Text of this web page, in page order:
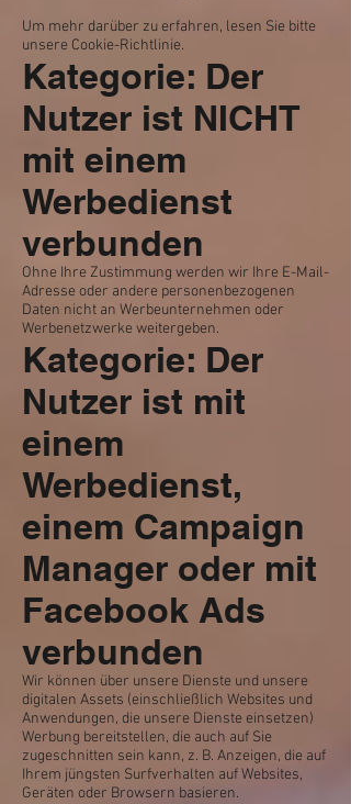
Um mehr darüber zu erfahren, lesen Sie bitte
unsere Cookie-Richtlinie.
Kategorie: Der
Nutzer ist NICHT
mit einem
Werbedienst
verbunden
Ohne Ihre Zustimmung werden wir Ihre E-Mail-
Adresse oder andere personenbezogenen
Daten nicht an Werbeunternehmen oder
Werbenetzwerke weitergeben.
Kategorie: Der
Nutzer ist mit
einem
Werbedienst,
einem Campaign
Manager oder mit
Facebook Ads
verbunden
Wir können über unsere Dienste und unsere
digitalen Assets (einschließlich Websites und
Anwendungen, die unsere Dienste einsetzen)
Werbung bereitstellen, die auch auf Sie
zugeschnitten sein kann, z. B. Anzeigen, die auf
Ihrem jüngsten Surfverhalten auf Websites,
Geräten oder Browsern basieren.